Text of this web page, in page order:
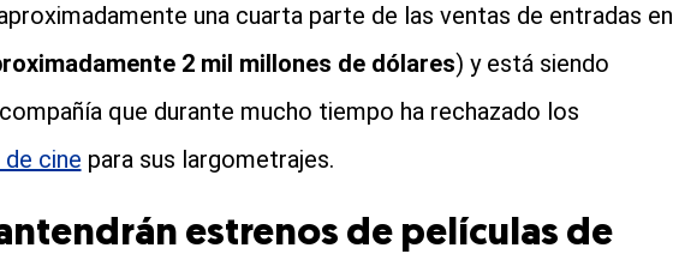
una cuarta parte de las ventas de entradas en
2 mil millones de dólares) y está siendo
que durante mucho tiempo ha rechazado los
cine para sus largometrajes.
estrenos de películas de